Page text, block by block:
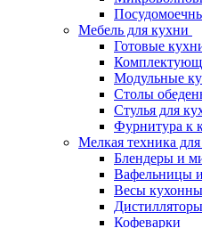
Мебель для кухни
Готовые
Модульные
Столы
Стулья для
Фурнитура к
Мелкая техника
Блендеры и
Вафельницы
Весы
Дистилляторы
Кофеварки